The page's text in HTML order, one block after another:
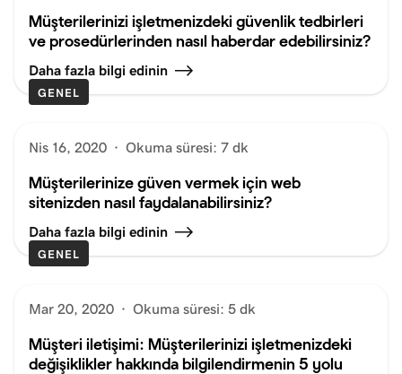
Müşterilerinizi işletmenizdeki güvenlik tedbirleri
ve prosedürlerinden nasıl haberdar edebilirsiniz?
Daha fazla bilgi edinin
GENEL
Nis 16, 2020 · Okuma süresi: 7 dk
Müşterilerinize güven vermek için web
sitenizden nasıl faydalanabilirsiniz?
Daha fazla bilgi edinin
GENEL
Mar 20, 2020 · Okuma süresi: 5 dk
Müşteri iletişimi: Müşterilerinizi işletmenizdeki
değişiklikler hakkında bilgilendirmenin 5 yolu